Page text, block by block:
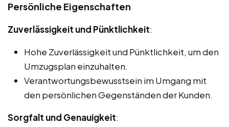
Persönliche Eigenschaften
Zuverlässigkeit und Pünktlichkeit:
Hohe Zuverlässigkeit und Pünktlichkeit, um den
Umzugsplan einzuhalten.
Verantwortungsbewusstsein im Umgang mit
den persönlichen Gegenständen der Kunden.
Sorgfalt und Genauigkeit: